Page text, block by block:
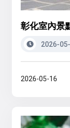
彰化室內景
2026-
2026-05-16